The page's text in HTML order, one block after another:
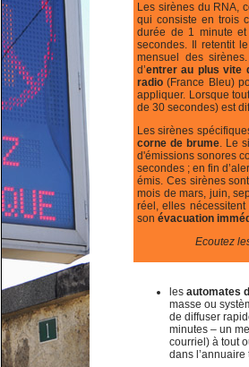
Les sirènes du RNA,
qui consiste en trois
durée de 1 minute
secondes. Il retentit
mensuel des
d’entrer au plus vite
radio(France Bleu)
appliquer. Lorsque
de 30 secondes) est
Les sirènes
corne de brume. Le
d'émissions sonores
secondes ; en fin
émis. Ces sirènes
mois de mars, juin,
réel, elles
son évacuation
Ecoutez
les automates
masse ou
de diffuser
minutes – un
courriel) à tout
dans